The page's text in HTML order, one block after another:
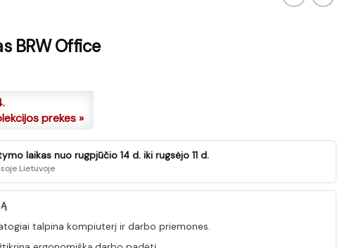
BRW Office
prekes »
laikas nuo rugpjūčio 14 d. iki rugsėjo 11 d.
Lietuvoje
talpina kompiuterį ir darbo priemones.